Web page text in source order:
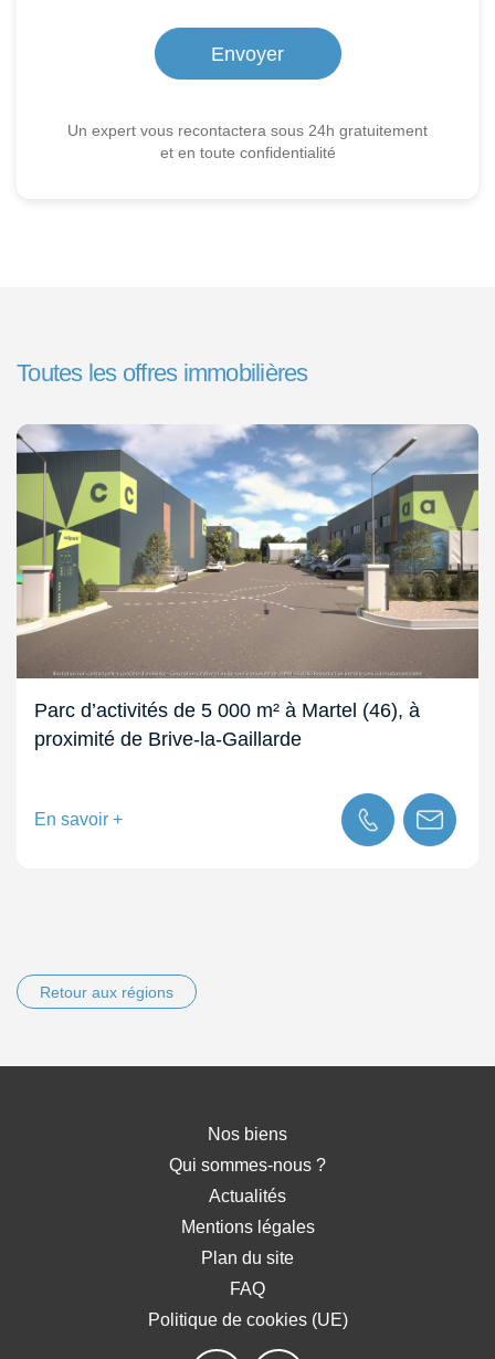
Un expert vous recontactera sous 24h gratuitement
et en toute confidentialité
Toutes les offres immobilières
Parc d’activités de 5 000 m² à Martel (46), à
proximité de Brive-la-Gaillarde
En savoir +
Retour aux régions
Nos biens
Qui sommes-nous ?
Actualités
Mentions légales
Plan du site
FAQ
Politique de cookies (UE)